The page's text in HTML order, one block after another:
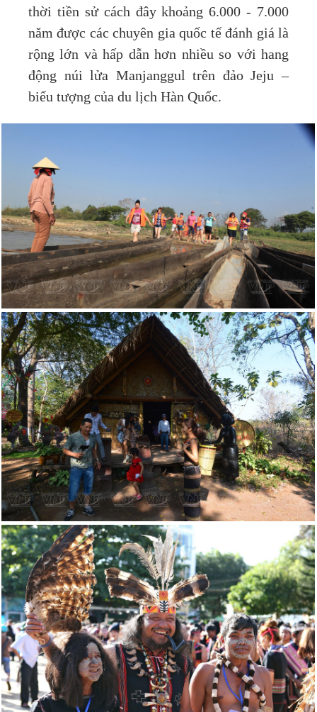
thời tiền sử cách đây khoảng 6.000 - 7.000
năm được các chuyên gia quốc tế đánh giá là
rộng lớn và hấp dẫn hơn nhiều so với hang
động núi lửa Manjanggul trên đảo Jeju –
biểu tượng của du lịch Hàn Quốc.